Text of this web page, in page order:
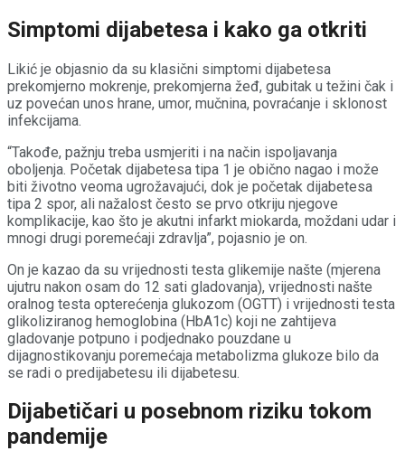
Simptomi dijabetesa i kako ga otkriti
Likić je objasnio da su klasični simptomi dijabetesa
prekomjerno mokrenje, prekomjerna žeđ, gubitak u težini čak i
uz povećan unos hrane, umor, mučnina, povraćanje i sklonost
infekcijama.
“Takođe, pažnju treba usmjeriti i na način ispoljavanja
oboljenja. Početak dijabetesa tipa 1 je obično nagao i može
biti životno veoma ugrožavajući, dok je početak dijabetesa
tipa 2 spor, ali nažalost često se prvo otkriju njegove
komplikacije, kao što je akutni infarkt miokarda, moždani udar i
mnogi drugi poremećaji zdravlja”, pojasnio je on.
On je kazao da su vrijednosti testa glikemije našte (mjerena
ujutru nakon osam do 12 sati gladovanja), vrijednosti našte
oralnog testa opterećenja glukozom (OGTT) i vrijednosti testa
glikoliziranog hemoglobina (HbA1c) koji ne zahtijeva
gladovanje potpuno i podjednako pouzdane u
dijagnostikovanju poremećaja metabolizma glukoze bilo da
se radi o predijabetesu ili dijabetesu.
Dijabetičari u posebnom riziku tokom
pandemije